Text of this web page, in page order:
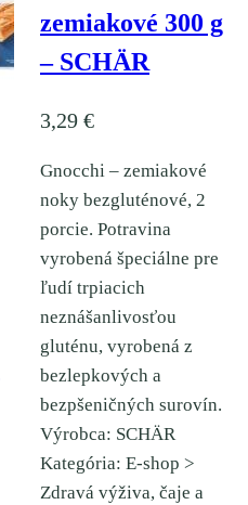
zemiakové 300 g
– SCHÄR
3,29 €
Gnocchi – zemiakové
noky bezgluténové, 2
porcie. Potravina
vyrobená špeciálne pre
ľudí trpiacich
neznášanlivosťou
gluténu, vyrobená z
bezlepkových a
bezpšeničných surovín.
Výrobca: SCHÄR
Kategória: E-shop >
Zdravá výživa, čaje a